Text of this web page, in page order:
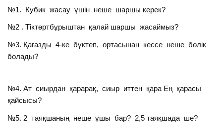
№1. Кубик жасау үшін неше шаршы керек?
№2 . Тіктөртбұрыштан қалай шаршы жасаймыз?
№3. Қағазды 4-ке бүктеп, ортасынан кессе неше бөлік
болады?
№4. Ат сиырдан қарарақ, сиыр иттен қара Ең қарасы
қайсысы?
№5. 2 таяқшаның неше ұшы бар? 2,5 таяқшада ше?